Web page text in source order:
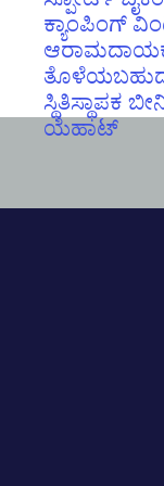
ಕ್ಯಾಂಪಿಂಗ್
ಸ್ಥಿತಿಸ್ಥಾಪಕ
ಯೆಹಾಟ್